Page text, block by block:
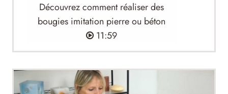
Découvrez comment réaliser des
bougies imitation pierre ou béton
11:59